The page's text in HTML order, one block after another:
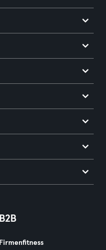
B2B
Firmenfitness